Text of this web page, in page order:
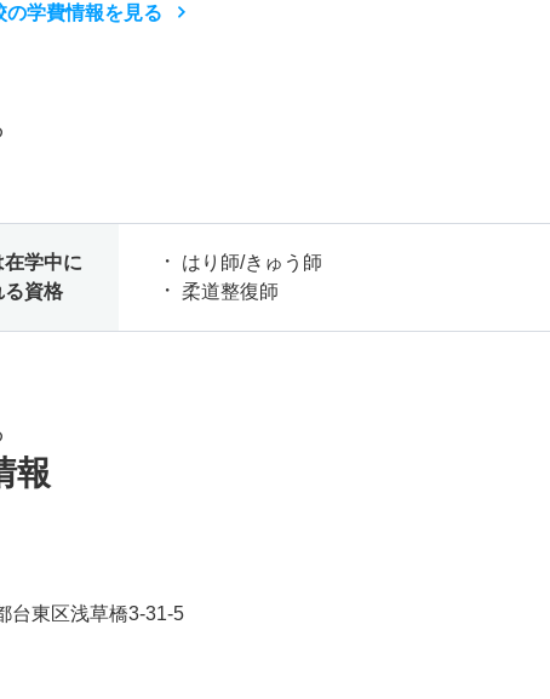
の学費情報を見る
学中に
る資格
はり師/きゅう師
柔道整復師
報
台東区浅草橋3-31-5